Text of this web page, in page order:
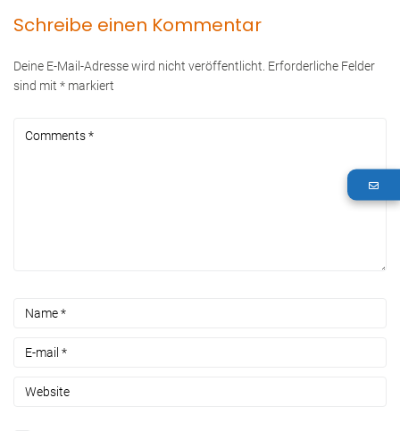
Schreibe einen Kommentar
Deine E-Mail-Adresse wird nicht veröffentlicht. Erforderliche Felder
sind mit * markiert